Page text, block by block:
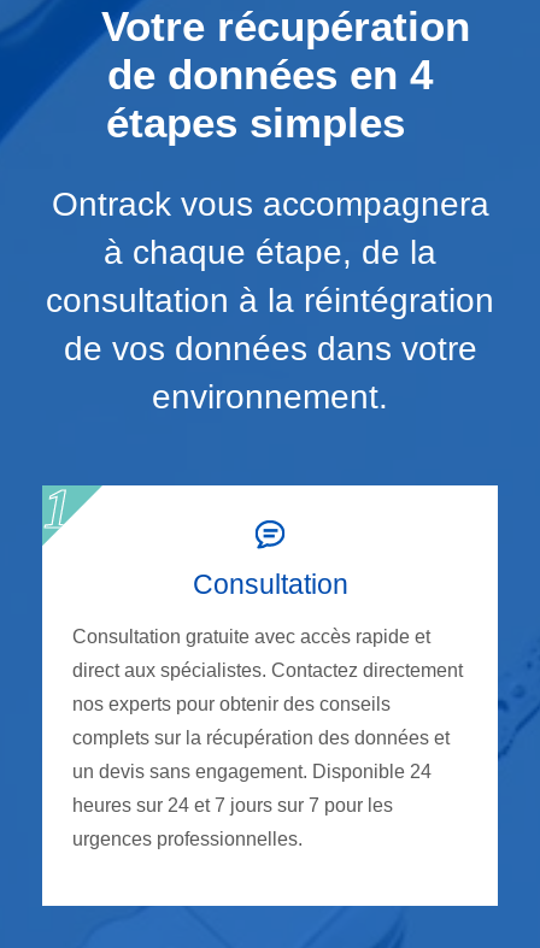
Votre récupération
de données en 4
étapes simples
Ontrack vous accompagnera
à chaque étape, de la
consultation à la réintégration
de vos données dans votre
environnement.
Consultation
Consultation gratuite avec accès rapide et
direct aux spécialistes. Contactez directement
nos experts pour obtenir des conseils
complets sur la récupération des données et
un devis sans engagement. Disponible 24
heures sur 24 et 7 jours sur 7 pour les
urgences professionnelles.